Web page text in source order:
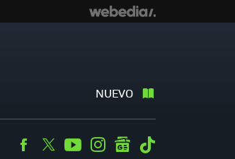
NUEVO
Facebook
TwitterYoutubeInstagramgooglenews